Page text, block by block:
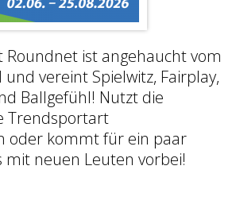
ist angehaucht vom
und vereint Spielwitz, Fairplay,
Ballgefühl! Nutzt die
Trendsportart
oder kommt für ein paar
mit neuen Leuten vorbei!